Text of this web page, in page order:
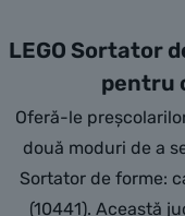
LEGO Sortator
pentru
Oferă-le
două moduri de a
Sortator de forme:
(10441). Această